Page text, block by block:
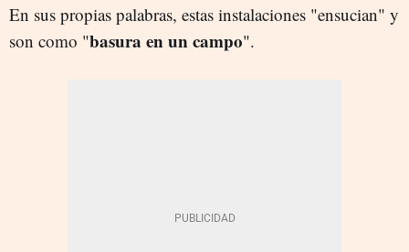
En sus propias palabras, estas instalaciones "ensucian" y
son como "basura en un campo".